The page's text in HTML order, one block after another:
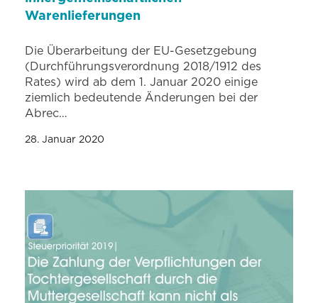
Warenlieferungen
Die Überarbeitung der EU-Gesetzgebung
(Durchführungsverordnung 2018/1912 des
Rates) wird ab dem 1. Januar 2020 einige
ziemlich bedeutende Änderungen bei der
Abrec…
28. Januar 2020